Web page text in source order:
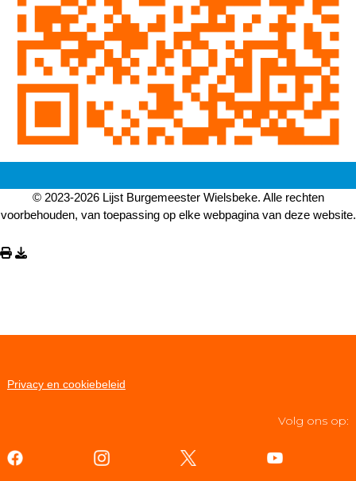
© 2023-2026 Lijst Burgemeester Wielsbeke. Alle rechten
voorbehouden, van toepassing op elke webpagina van deze website.
Privacy en cookiebeleid
Volg ons op: